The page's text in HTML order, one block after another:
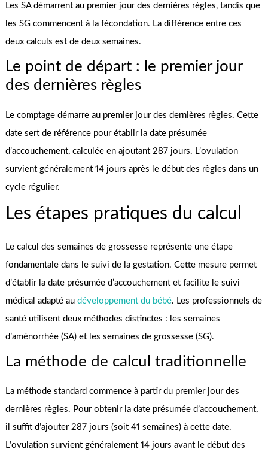
Les SA démarrent au premier jour des dernières règles, tandis que
les SG commencent à la fécondation. La différence entre ces
deux calculs est de deux semaines.
Le point de départ : le premier jour
des dernières règles
Le comptage démarre au premier jour des dernières règles. Cette
date sert de référence pour établir la date présumée
d’accouchement, calculée en ajoutant 287 jours. L’ovulation
survient généralement 14 jours après le début des règles dans un
cycle régulier.
Les étapes pratiques du calcul
Le calcul des semaines de grossesse représente une étape
fondamentale dans le suivi de la gestation. Cette mesure permet
d’établir la date présumée d’accouchement et facilite le suivi
médical adapté audéveloppement du bébé. Les professionnels de
santé utilisent deux méthodes distinctes : les semaines
d’aménorrhée (SA) et les semaines de grossesse (SG).
La méthode de calcul traditionnelle
La méthode standard commence à partir du premier jour des
dernières règles. Pour obtenir la date présumée d’accouchement,
il suffit d’ajouter 287 jours (soit 41 semaines) à cette date.
L’ovulation survient généralement 14 jours avant le début des